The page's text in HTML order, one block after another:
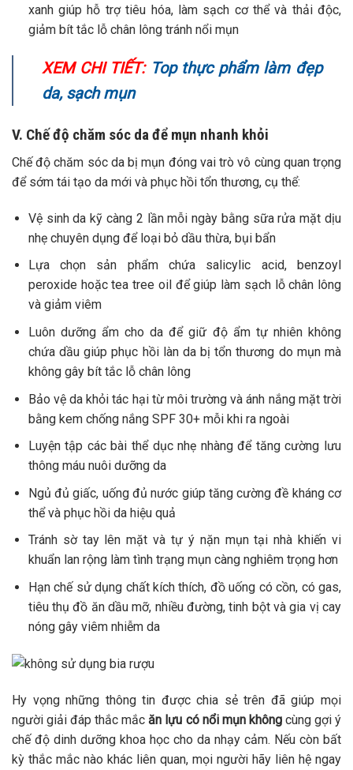
xanh giúp hỗ trợ tiêu hóa, làm sạch cơ thể và thải độc,
giảm bít tắc lỗ chân lông tránh nổi mụn
XEM CHI TIẾT: Top thực phẩm làm đẹp
da, sạch mụn
V. Chế độ chăm sóc da để mụn nhanh khỏi
Chế độ chăm sóc da bị mụn đóng vai trò vô cùng quan trọng
để sớm tái tạo da mới và phục hồi tổn thương, cụ thể:
Vệ sinh da kỹ càng 2 lần mỗi ngày bằng sữa rửa mặt dịu
nhẹ chuyên dụng để loại bỏ dầu thừa, bụi bẩn
Lựa chọn sản phẩm chứa salicylic acid, benzoyl
peroxide hoặc tea tree oil để giúp làm sạch lỗ chân lông
và giảm viêm
Luôn dưỡng ẩm cho da để giữ độ ẩm tự nhiên không
chứa dầu giúp phục hồi làn da bị tổn thương do mụn mà
không gây bít tắc lỗ chân lông
Bảo vệ da khỏi tác hại từ môi trường và ánh nắng mặt trời
bằng kem chống nắng SPF 30+ mỗi khi ra ngoài
Luyện tập các bài thể dục nhẹ nhàng để tăng cường lưu
thông máu nuôi dưỡng da
Ngủ đủ giấc, uống đủ nước giúp tăng cường đề kháng cơ
thể và phục hồi da hiệu quả
Tránh sờ tay lên mặt và tự ý nặn mụn tại nhà khiến vi
khuẩn lan rộng làm tình trạng mụn càng nghiêm trọng hơn
Hạn chế sử dụng chất kích thích, đồ uống có cồn, có gas,
tiêu thụ đồ ăn dầu mỡ, nhiều đường, tinh bột và gia vị cay
nóng gây viêm nhiễm da
Hy vọng những thông tin được chia sẻ trên đã giúp mọi
người giải đáp thắc mắc ăn lựu có nổi mụn khôngcùng gợi ý
chế độ dinh dưỡng khoa học cho da nhạy cảm. Nếu còn bất
kỳ thắc mắc nào khác liên quan, mọi người hãy liên hệ ngay